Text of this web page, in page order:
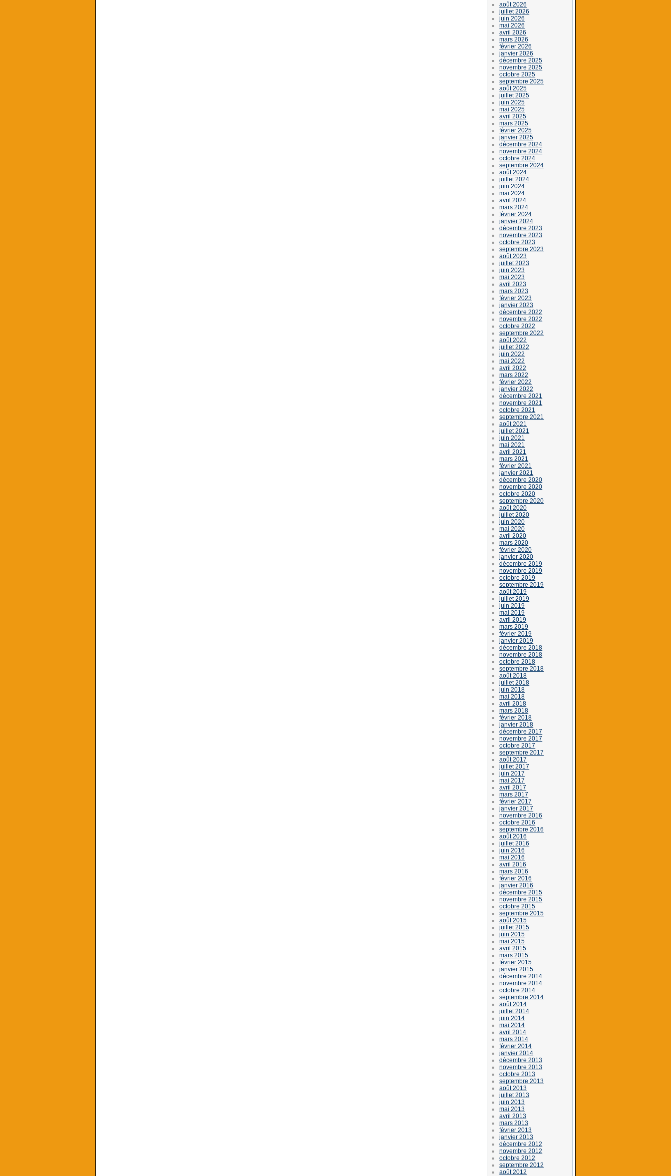
août 2026
juillet 2026
juin 2026
mai 2026
avril 2026
mars 2026
février 2026
janvier 2026
décembre 2025
novembre 2025
octobre 2025
septembre 2025
août 2025
juillet 2025
juin 2025
mai 2025
avril 2025
mars 2025
février 2025
janvier 2025
décembre 2024
novembre 2024
octobre 2024
septembre 2024
août 2024
juillet 2024
juin 2024
mai 2024
avril 2024
mars 2024
février 2024
janvier 2024
décembre 2023
novembre 2023
octobre 2023
septembre 2023
août 2023
juillet 2023
juin 2023
mai 2023
avril 2023
mars 2023
février 2023
janvier 2023
décembre 2022
novembre 2022
octobre 2022
septembre 2022
août 2022
juillet 2022
juin 2022
mai 2022
avril 2022
mars 2022
février 2022
janvier 2022
décembre 2021
novembre 2021
octobre 2021
septembre 2021
août 2021
juillet 2021
juin 2021
mai 2021
avril 2021
mars 2021
février 2021
janvier 2021
décembre 2020
novembre 2020
octobre 2020
septembre 2020
août 2020
juillet 2020
juin 2020
mai 2020
avril 2020
mars 2020
février 2020
janvier 2020
décembre 2019
novembre 2019
octobre 2019
septembre 2019
août 2019
juillet 2019
juin 2019
mai 2019
avril 2019
mars 2019
février 2019
janvier 2019
décembre 2018
novembre 2018
octobre 2018
septembre 2018
août 2018
juillet 2018
juin 2018
mai 2018
avril 2018
mars 2018
février 2018
janvier 2018
décembre 2017
novembre 2017
octobre 2017
septembre 2017
août 2017
juillet 2017
juin 2017
mai 2017
avril 2017
mars 2017
février 2017
janvier 2017
novembre 2016
octobre 2016
septembre 2016
août 2016
juillet 2016
juin 2016
mai 2016
avril 2016
mars 2016
février 2016
janvier 2016
décembre 2015
novembre 2015
octobre 2015
septembre 2015
août 2015
juillet 2015
juin 2015
mai 2015
avril 2015
mars 2015
février 2015
janvier 2015
décembre 2014
novembre 2014
octobre 2014
septembre 2014
août 2014
juillet 2014
juin 2014
mai 2014
avril 2014
mars 2014
février 2014
janvier 2014
décembre 2013
novembre 2013
octobre 2013
septembre 2013
août 2013
juillet 2013
juin 2013
mai 2013
avril 2013
mars 2013
février 2013
janvier 2013
décembre 2012
novembre 2012
octobre 2012
septembre 2012
août 2012